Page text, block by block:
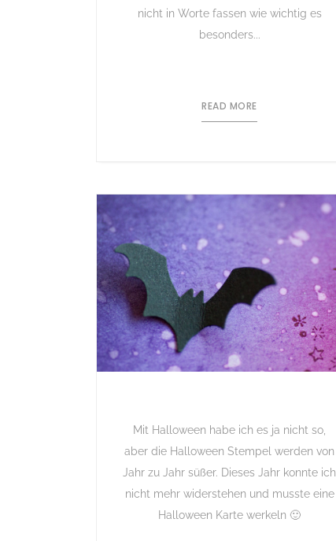
nicht in Worte fassen wie wichtig es
besonders...
READ MORE
Mit Halloween habe ich es ja nicht so,
aber die Halloween Stempel werden von
Jahr zu Jahr süßer. Dieses Jahr konnte ich
nicht mehr widerstehen und musste eine
Halloween Karte werkeln 🙂